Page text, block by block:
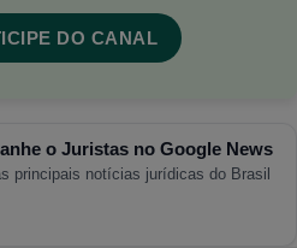
DO CANAL
o Juristas no Google News
principais notícias jurídicas do Brasil